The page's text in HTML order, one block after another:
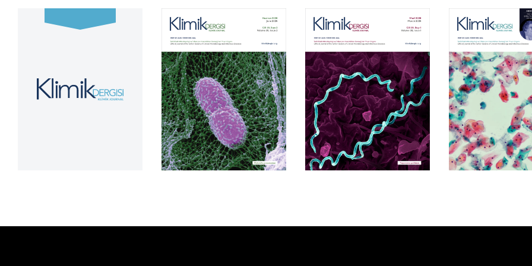
Cilt 39, Sayı 2 Cilt 39, Sayı 1 Cilt 38,